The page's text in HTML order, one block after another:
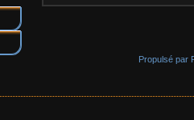
Propulsé par